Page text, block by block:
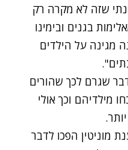
שזה לא מקרה רק
בגנים ובימינו
מגינה על הילדים
שגרם לכך שהורים
מילדיהם וכך אולי
מוניטין הפכו לדבר